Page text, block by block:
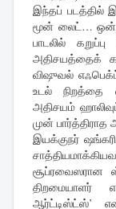
இந்தப் படத்தில்
மூன் லைட்…
பாடலில்
அதிசயத்தைக்
விஷுவல்
உடல் நிறத்தை
அதிசயம்
முன் பார்த்திராத
இயக்குநர்
சூப்ரவைஸரான
திறமையாளர்
ஆர்ட்டிஸ்ட்ஸ்’